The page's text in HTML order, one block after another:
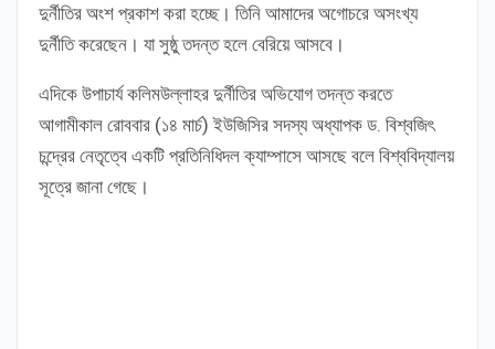
দুর্নীতির অংশ প্রকাশ করা হচ্ছে। তিনি আমাদের অগোচরে অসংখ্য
দুর্নীতি করেছেন। যা সুষ্ঠু তদন্ত হলে বেরিয়ে আসবে।
এদিকে উপাচার্য কলিমউল্লাহর দুর্নীতির অভিযোগ তদন্ত করতে
আগামীকাল রোববার (১৪ মার্চ) ইউজিসির সদস্য অধ্যাপক ড. বিশ্বজিৎ
চন্দ্রের নেতৃত্বে একটি প্রতিনিধিদল ক্যাম্পাসে আসছে বলে বিশ্ববিদ্যালয়
সূত্রে জানা গেছে।